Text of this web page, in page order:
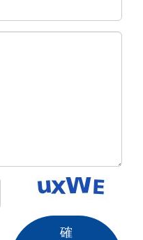
確